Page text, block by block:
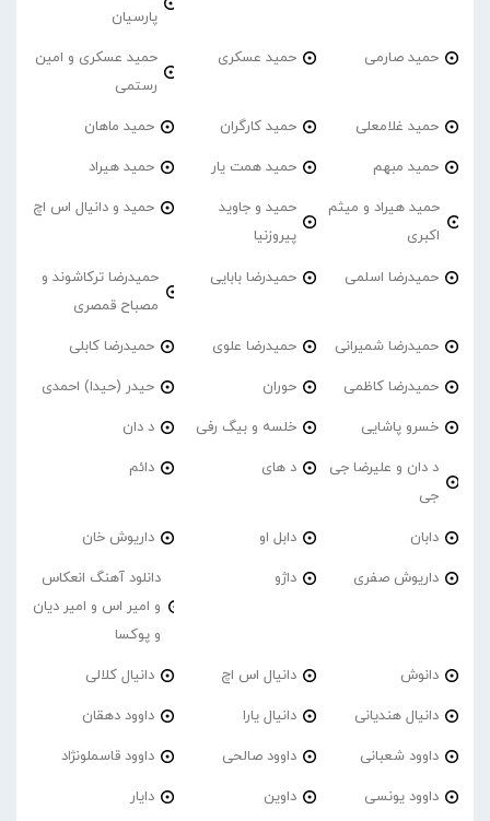
پارسیان
حمید صارمی حمید عسکری
حمید عسکری و امین
رستمی
حمید غلامعلی حمید کارگران حمید ماهان
حمید مبهم حمید همت یار حمید هیراد
حمید هیراد و میثم
اکبری
حمید و جاوید
پیروزنیا
حمید و دانیال اس اچ
حمیدرضا اسلمی حمیدرضا بابایی
حمیدرضا ترکاشوند و
مصباح قمصری
حمیدرضا شمیرانی حمیدرضا علوی حمیدرضا کابلی
حمیدرضا کاظمی حوران حیدر (حیدا) احمدی
خسرو پاشایی خلسه و بیگ رفی د دان
د دان و علیرضا جی
جی
د های دائم
دابان دابل او داریوش خان
داریوش صفری داژو
دانلود آهنگ انعکاس
و امیر اس و امیر دیان
و پوکسا
دانوش دانیال اس اچ دانیال کلالی
دانیال هندیانی دانیال یارا داوود دهقان
داوود شعبانی داوود صالحی داوود قاسملونژاد
داوود یونسی داوین دایار